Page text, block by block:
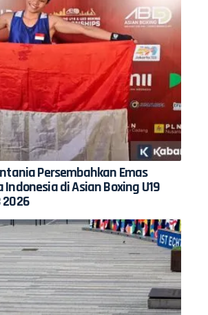
Persembahkan Emas
Indonesia di Asian Boxing U19
2026